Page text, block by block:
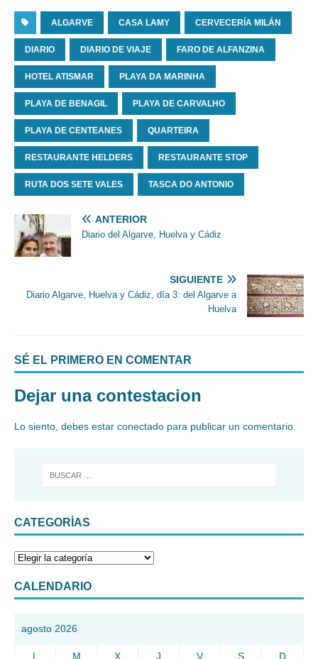
ALGARVE CASA LAMY CERVECERÍA MILÁN
DIARIO DIARIO DE VIAJE FARO DE ALFANZINA
HOTEL ATISMAR PLAYA DA MARINHA
PLAYA DE BENAGIL PLAYA DE CARVALHO
PLAYA DE CENTEANES QUARTEIRA
RESTAURANTE HELDERS RESTAURANTE STOP
RUTA DOS SETE VALES TASCA DO ANTONIO
ANTERIOR
Diario del Algarve, Huelva y Cádiz
SIGUIENTE
Diario Algarve, Huelva y Cádiz, día 3: del Algarve a
Huelva
SÉ EL PRIMERO EN COMENTAR
Dejar una contestacion
Lo siento, debes estar conectado para publicar un comentario.
CATEGORÍAS
CALENDARIO
agosto 2026
L M X J V S D